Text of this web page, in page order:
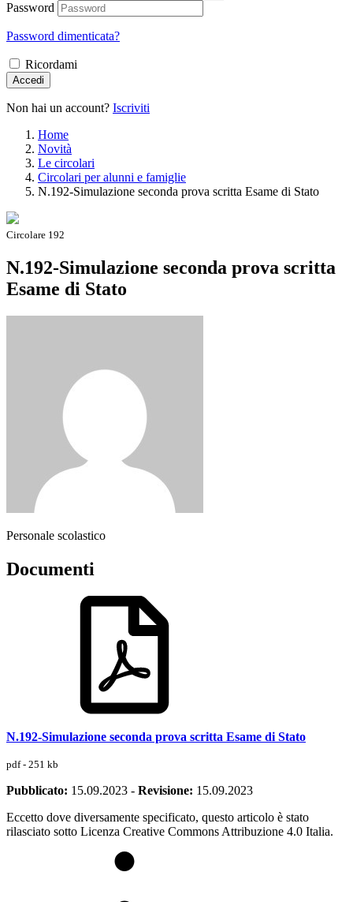
Password
Password dimenticata?
Ricordami
Accedi
Non hai un account? Iscriviti
Home
Novità
Le circolari
Circolari per alunni e famiglie
N.192-Simulazione seconda prova scritta Esame di Stato
Circolare 192
N.192-Simulazione seconda prova scritta
Esame di Stato
Personale scolastico
Documenti
N.192-Simulazione seconda prova scritta Esame di Stato
pdf - 251 kb
Pubblicato: 15.09.2023 - Revisione: 15.09.2023
Eccetto dove diversamente specificato, questo articolo è stato
rilasciato sotto Licenza Creative Commons Attribuzione 4.0 Italia.